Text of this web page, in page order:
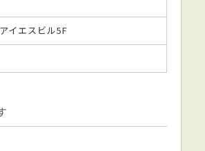
イエスビル5F